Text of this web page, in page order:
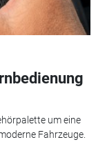
um eine
Fahrzeuge.